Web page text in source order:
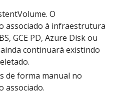
O
associado à infraestrutura
GCE PD, Azure Disk ou
continuará existindo
de forma manual no
associado.